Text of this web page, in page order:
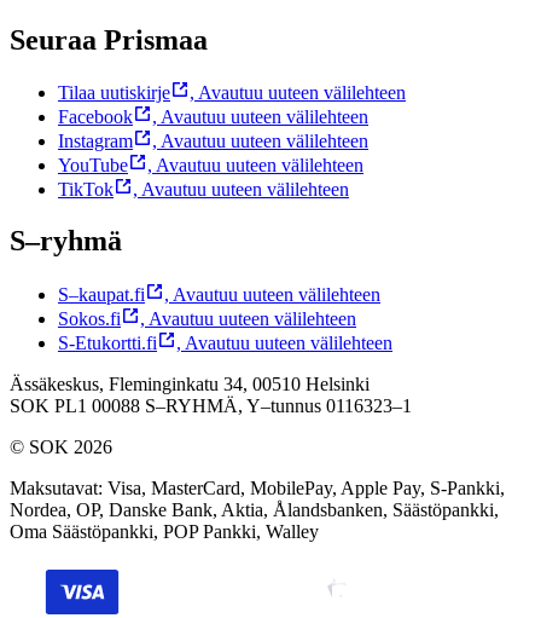
Seuraa Prismaa
Tilaa uutiskirje , Avautuu uuteen välilehteen
Facebook
, Avautuu uuteen välilehteen
Instagram
, Avautuu uuteen välilehteen
YouTube
, Avautuu uuteen välilehteen
TikTok
, Avautuu uuteen välilehteen
S–ryhmä
S–kaupat.fi , Avautuu uuteen välilehteen
Sokos.fi
, Avautuu uuteen välilehteen
S-Etukortti.fi
, Avautuu uuteen välilehteen
Ässäkeskus, Fleminginkatu 34, 00510 Helsinki
SOK PL1 00088 S–RYHMÄ, Y–tunnus 0116323–1
© SOK 2026
Maksutavat: Visa, MasterCard, MobilePay, Apple Pay, S-Pankki,
Nordea, OP, Danske Bank, Aktia, Ålandsbanken, Säästöpankki,
Oma Säästöpankki, POP Pankki, Walley